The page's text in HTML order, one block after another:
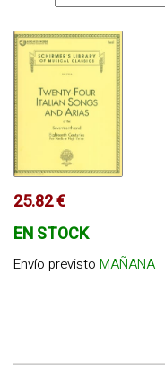
25.82 €
EN STOCK
Envío previsto MAÑANA